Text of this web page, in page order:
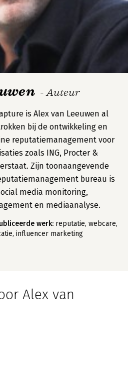
- Auteur
is Alex van Leeuwen al
bij de ontwikkeling en
reputatiemanagement voor
zoals ING, Procter &
Zijn toonaangevende
bureau is
media monitoring,
en mediaanalyse.
werk: reputatie, webcare,
influencer marketing
Alex van